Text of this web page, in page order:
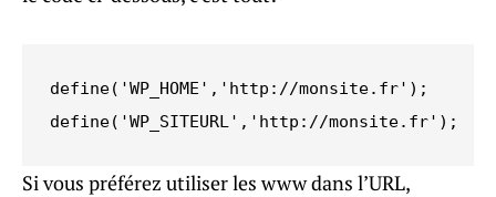
define('WP_HOME','http://monsite.fr');
define('WP_SITEURL','http://monsite.fr');
Si vous préférez utiliser les www dans l’URL,